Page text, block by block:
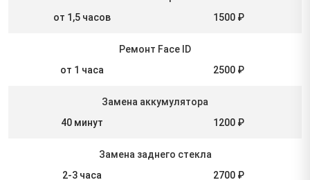
от 1,5 часов
1500 ₽
Ремонт Face ID
от 1 часа
2500 ₽
Замена аккумулятора
40 минут
1200 ₽
Замена заднего стекла
2-3 часа
2700 ₽